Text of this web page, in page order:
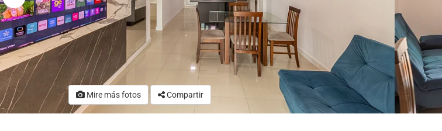
Mire más fotos Compartir